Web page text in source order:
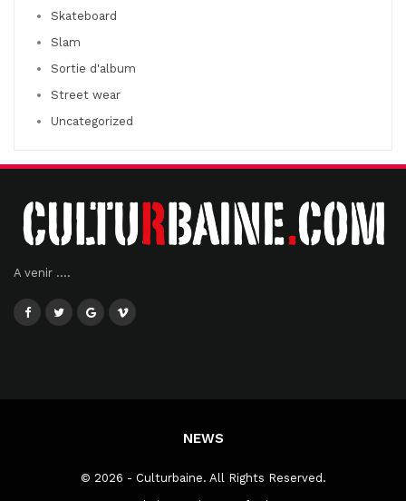
Skateboard
Slam
Sortie d'album
Street wear
Uncategorized
A venir ....
NEWS
© 2026 - Culturbaine. All Rights Reserved.